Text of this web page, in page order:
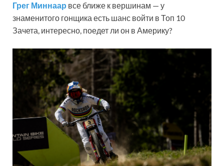
Грег Миннаар все ближе к вершинам — у
знаменитого гонщика есть шанс войти в Топ 10
Зачета, интересно, поедет ли он в Америку?